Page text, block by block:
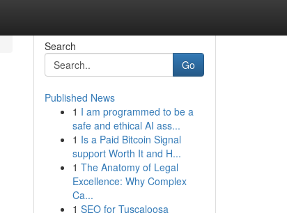
Search
Go
Published News
1 I am programmed to be a
safe and ethical AI ass...
1 Is a Paid Bitcoin Signal
support Worth It and H...
1 The Anatomy of Legal
Excellence: Why Complex
Ca...
1 SEO for Tuscaloosa